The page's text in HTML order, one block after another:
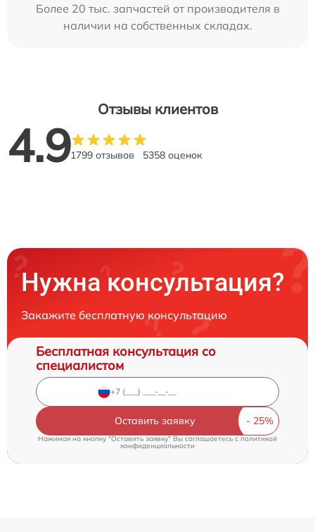
Более 20 тыс. запчастей от производителя в
наличии на собственных складах.
Отзывы клиентов
4.91799 отзывов 5358 оценок
Нужна консультация?
Закажите бесплатную консультацию
Бесплатная консультация со
специалистом
Оставить заявку
Нажимая на кнопку "Оставить заявку" Вы соглашаетесь cполитикой
конфиденциальности